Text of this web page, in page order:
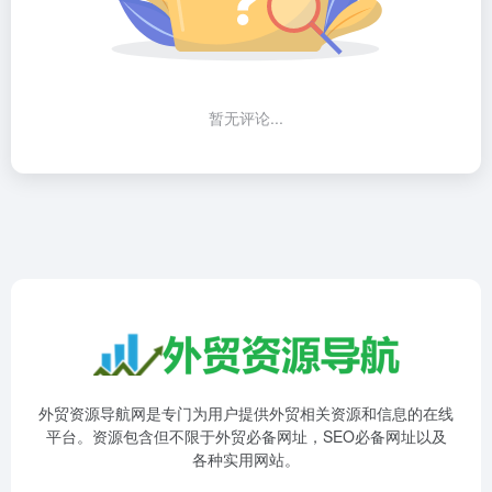
暂无评论...
外贸资源导航网是专门为用户提供外贸相关资源和信息的在线
平台。资源包含但不限于外贸必备网址，SEO必备网址以及
各种实用网站。